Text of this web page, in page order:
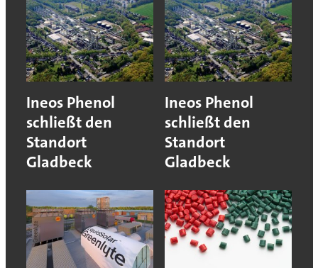
Ineos Phenol
schließt den
Standort
Gladbeck
Ineos Phenol
schließt den
Standort
Gladbeck